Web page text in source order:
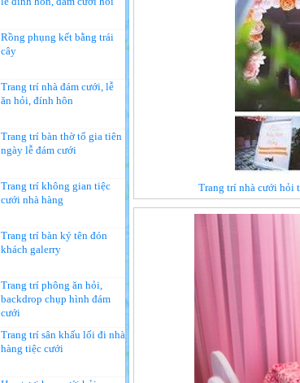
Rồng phụng kết bằng trái
cây
Trang trí nhà đám cưới, lễ
ăn hỏi, đính hôn
Trang trí bàn thờ tổ gia tiên
ngày lễ đám cưới
Trang trí không gian tiệc
cưới nhà hàng
Trang trí bàn ký tên đón
khách galerry
Trang trí phông ăn hỏi,
backdrop chụp hình đám
cưới
Trang trí sân khấu lối đi nhà
hàng tiệc cưới
Trang trí nhà cưới hỏi